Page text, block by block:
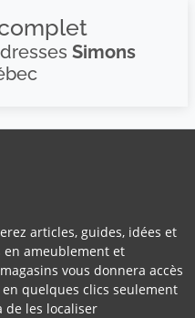
Simons
articles, guides, idées et
en ameublement et
vous donnera accès
quelques clics seulement
les localiser